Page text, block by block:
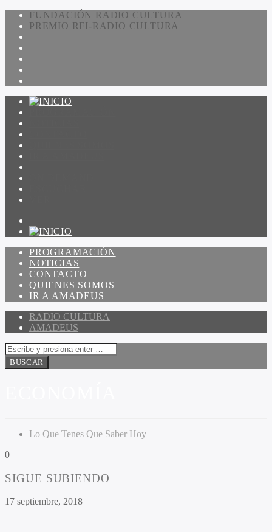
FUNDACIÓN RADIO CULTURA
PREMIO RFI-RADIO CULTURA
PROGRAMACIÓN
NOTICIAS
CONTACTO
QUIENES SOMOS
IR A AMADEUS
RADIO CULTURA
AMADEUS
Lo Que Tenes Que Saber Hoy
0
SIGUE SUBIENDO
17 septiembre, 2018